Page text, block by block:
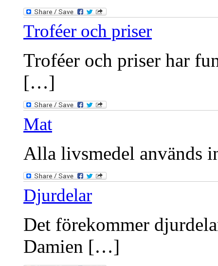
Troféer och priser
Troféer och priser har
[…]
Mat
Alla livsmedel används
Djurdelar
Det förekommer
Damien […]